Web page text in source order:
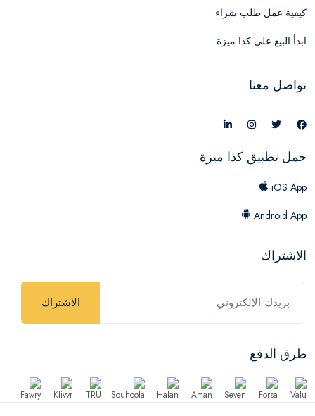
كيفية عمل طلب شراء
ابدأ البيع علي كذا ميزة
تواصل معنا
حمل تطبيق كذا ميزة
iOS App
Android App
الاشتراك
الاشتراك
طرق الدفع